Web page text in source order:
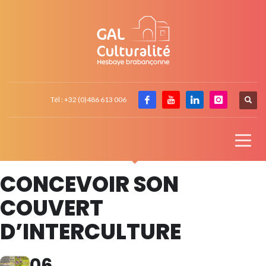
Tél : +32 (0)486 613 006
CONCEVOIR SON
COUVERT
D’INTERCULTURE